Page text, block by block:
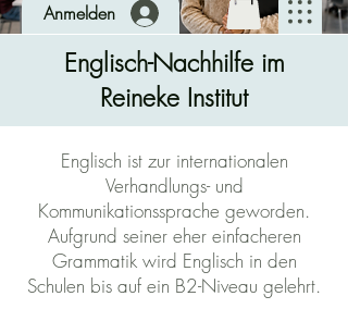
Anmelden
Englisch-Nachhilfe im
Reineke Institut
Englisch ist zur internationalen
Verhandlungs- und
Kommunikationssprache geworden.
Aufgrund seiner eher einfacheren
Grammatik wird Englisch in den
Schulen bis auf ein B2-Niveau gelehrt.